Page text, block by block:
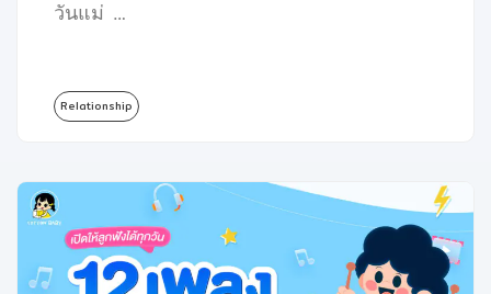
วันแม่ …
Relationship